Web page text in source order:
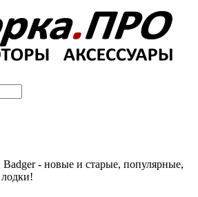
- новые и старые, популярные,